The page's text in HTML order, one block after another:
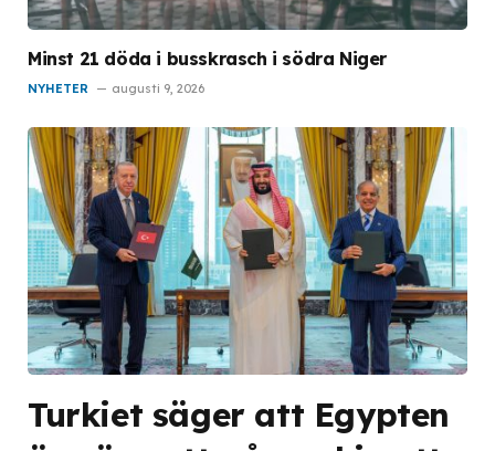
Minst 21 döda i busskrasch i södra Niger
NYHETER augusti 9, 2026
Turkiet säger att Egypten